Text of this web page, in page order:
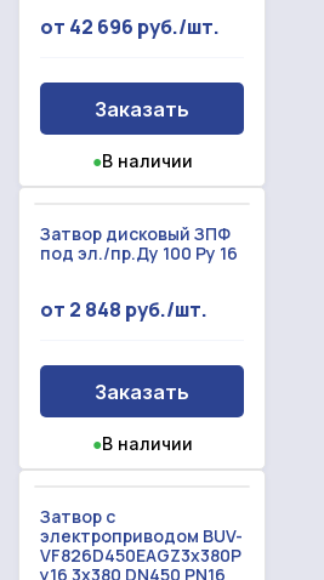
от 42 696 руб./шт.
Заказать
●В наличии
Затвор дисковый ЗПФ
под эл./пр.Ду 100 Ру 16
от 2 848 руб./шт.
Заказать
●В наличии
Затвор с
электроприводом BUV-
VF826D450EAGZ3x380Р
у16 3x380 DN450 PN16